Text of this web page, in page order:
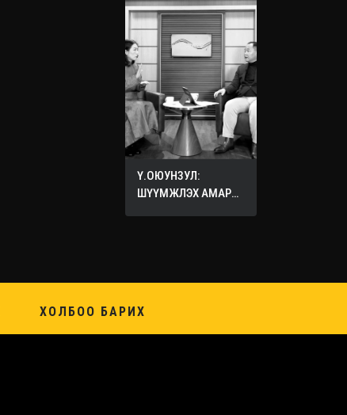
БУСДЫН ХҮҮХДЭД
ХҮСЭЭРЭЙ
Ү.ОЮУНЗУЛ:
ШҮҮМЖЛЭХ АМАР
ХОЛБОО БАРИХ